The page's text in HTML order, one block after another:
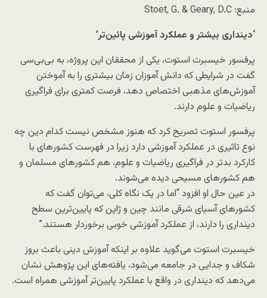
منبع: Stoet, G. & Geary, D.C
‘دینداری بیشتر و عملکرد آموزشی پائین‌تر’
پرفسور خیسبرت استوت، یکی از محققان این پروژه، به بی‌بی‌سی
گفت در شرایطی که دانش آموزان زمان بیشتری را به آموختن
آموزش‌های مذهبی اختصاص دهد، فرصت کمتری برای فراگیری
ریاضیات و علوم دارند.
پرفسور استوت تصریح کرد که هنوز مشخص نیست کدام دین چه
نوع تاثیری در عملکرد آموزشی دارد زیرا در فهرست کشورهای با
کارکرد بدتر در فراگیری ریاضیات و علوم، هم کشورهای مسلمان و
هم کشورهای مسیحی دیده می‌شوند.
در عین حال او افزود “اما در یک نگاه کلی، می‌توان گفت که
کشورهای آسیای شرقی مانند چین و ژاپن که پایین‌ترین سطح
دینداری را دارند، از عملکرد آموزشی خوبی برخوردار هستند.”
خیسبرت استوت می‌گوید علاوه بر اینکه آموزش دینی باعث بروز
شکاف و جدایی در جامعه می‌شود، یافته‌های این پژوهش نشان
می‌دهد که دینداری در واقع با عملکرد پایین‌تر آموزشی همراه است.